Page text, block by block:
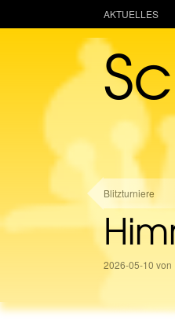
AKTUELLES
Blitzturniere
2026-05-10 von